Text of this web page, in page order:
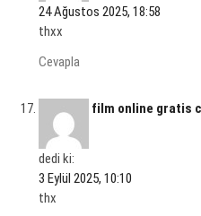
24 Ağustos 2025, 18:58
thxx
Cevapla
film online gratis
dedi ki:
3 Eylül 2025, 10:10
thx